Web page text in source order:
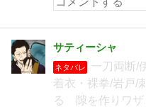
サティーシャ
ネタバレ
一刀両断/
着衣・裸拳/岩戸/
る 隙を作りワザ